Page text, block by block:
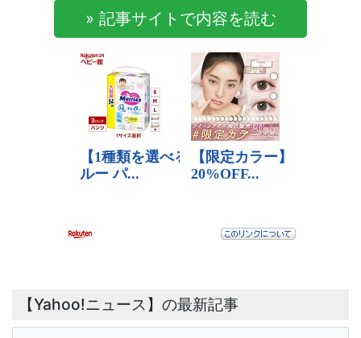
» 記事サイトで内容を読む
【Yahoo!ニュース】の最新記事